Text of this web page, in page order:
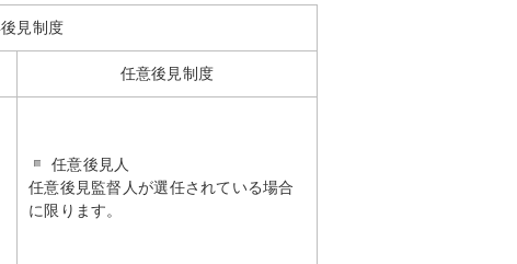
見制度
任意後見制度
任意後見人
任意後見監督人が選任されている場合
に限ります。